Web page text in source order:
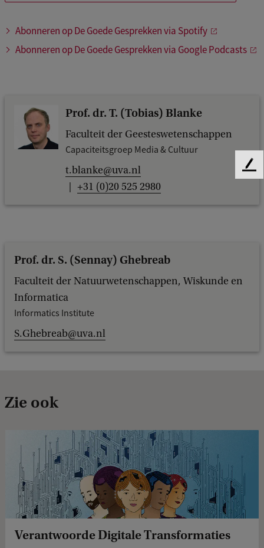
Abonneren op De Goede Gesprekken via Spotify
Abonneren op De Goede Gesprekken via Google Podcasts
Prof. dr. T. (Tobias) Blanke
Faculteit der Geesteswetenschappen
Capaciteitsgroep Media & Cultuur
t.blanke@uva.nl
+31 (0)20 525 2980
Prof. dr. S. (Sennay) Ghebreab
Faculteit der Natuurwetenschappen, Wiskunde en
Informatica
Informatics Institute
S.Ghebreab@uva.nl
Zie ook
Verantwoorde Digitale Transformaties
F
d